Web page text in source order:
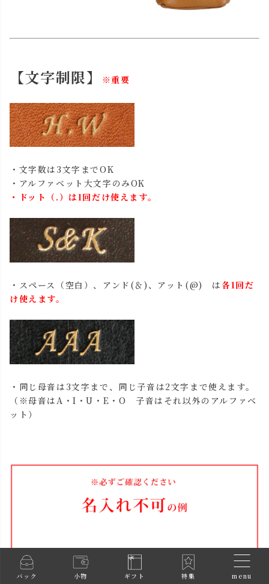
バック 小物 ギフト 特集 menu
【文字制限】 ※重要
・文字数は3文字までOK
・アルファベット大文字のみOK
・ドット（.）は1回だけ使えます。
・スペース（空白）、アンド(＆)、アット(@) は各1回だ
け使えます。
・同じ母音は3文字まで、同じ子音は2文字まで使えます。
（※母音はA・I・U・E・O 子音はそれ以外のアルファベ
ット）